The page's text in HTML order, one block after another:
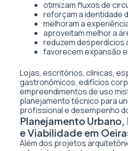
otimizam fluxos de
reforçam a identidade
melhoram a
aproveitam melhor a
reduzem desperdícios
favorecem expansão
Lojas, escritórios, clínicas,
gastronômicos, edifícios
empreendimentos de uso
planejamento técnico para
profissional e desempenho
Planejamento
e Viabilidade em
Além dos projetos